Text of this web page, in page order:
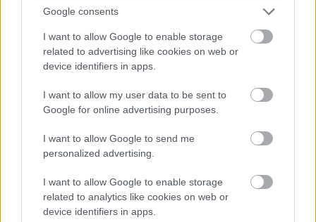
Google consents
I want to allow Google to enable storage
related to advertising like cookies on web or
device identifiers in apps.
I want to allow my user data to be sent to
Google for online advertising purposes.
I want to allow Google to send me
personalized advertising.
I want to allow Google to enable storage
related to analytics like cookies on web or
device identifiers in apps.
Orosz olajfinomítókra csaptak le az ukránok,
nem késett a válasz
az energiarendszer a végnapjait éli